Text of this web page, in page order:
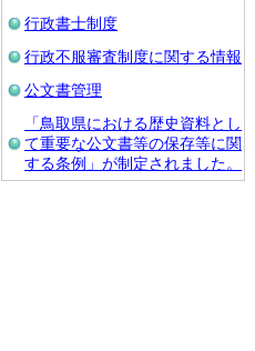
行政書士制度
行政不服審査制度に関する情報
公文書管理
「鳥取県における歴史資料とし
て重要な公文書等の保存等に関
する条例」が制定されました。